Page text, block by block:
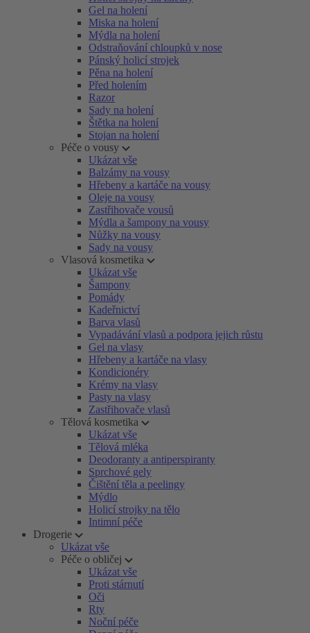
Gel na holení
Miska na holení
Mýdla na holení
Odstraňování chloupků v nose
Pánský holicí strojek
Pěna na holení
Před holením
Razor
Sady na holení
Štětka na holení
Stojan na holení
Péče o vousy
Ukázat vše
Balzámy na vousy
Hřebeny a kartáče na vousy
Oleje na vousy
Zastřihovače vousů
Mýdla a šampony na vousy
Nůžky na vousy
Sady na vousy
Vlasová kosmetika
Ukázat vše
Šampony
Pomády
Kadeřnictví
Barva vlasů
Vypadávání vlasů a podpora jejich růstu
Gel na vlasy
Hřebeny a kartáče na vlasy
Kondicionéry
Krémy na vlasy
Pasty na vlasy
Zastřihovače vlasů
Tělová kosmetika
Ukázat vše
Tělová mléka
Deodoranty a antiperspiranty
Sprchové gely
Čištění těla a peelingy
Mýdlo
Holicí strojky na tělo
Intimní péče
Drogerie
Ukázat vše
Péče o obličej
Ukázat vše
Proti stárnutí
Oči
Rty
Noční péče